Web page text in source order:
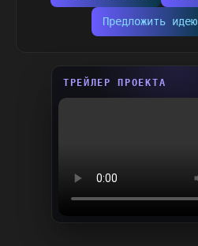
Предложить идею
ТРЕЙЛЕР ПРОЕКТА